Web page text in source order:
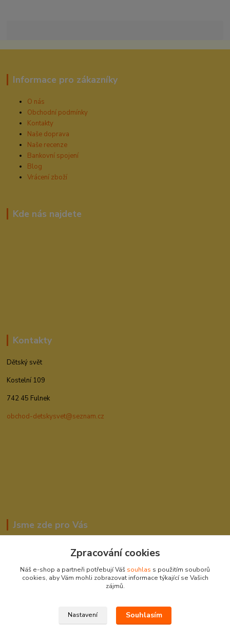
Informace pro zákazníky
O nás
Obchodní podmínky
Kontakty
Naše doprava
Naše recenze
Bankovní spojení
Blog
Vrácení zboží
Kde nás najdete
Kontakty
Dětský svět
Kostelní 109
742 45 Fulnek
obchod-detskysvet@seznam.cz
Jsme zde pro Vás
604278943
Zpracování cookies
Náš e-shop a partneři potřebují Váš souhlas s použitím souborů
cookies, aby Vám mohli zobrazovat informace týkající se Vašich
zájmů.
Nastavení Souhlasím